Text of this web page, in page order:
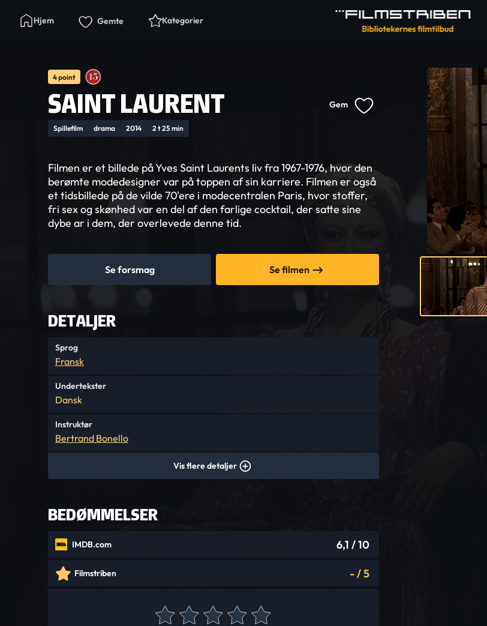
Hjem Gemte Kategorier
4 point
SAINT LAURENT Gem
Spillefilm drama 2014 2 t 25 min
Filmen er et billede på Yves Saint Laurents liv fra 1967-1976, hvor den
berømte modedesigner var på toppen af sin karriere. Filmen er også
et tidsbillede på de vilde 70'ere i modecentralen Paris, hvor stoffer,
fri sex og skønhed var en del af den farlige cocktail, der satte sine
dybe ar i dem, der overlevede denne tid.
Se forsmag Se filmen
DETALJER
Sprog
Fransk
Undertekster
Dansk
Instruktør
Bertrand Bonello
Vis flere detaljer
BEDØMMELSER
IMDB.com 6,1 / 10
Filmstriben -/5